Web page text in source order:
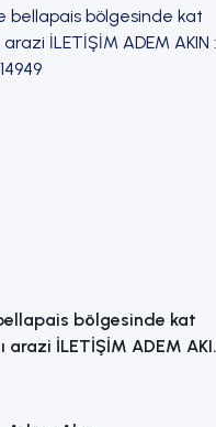
bölgesinde kat
ADEM AKIN